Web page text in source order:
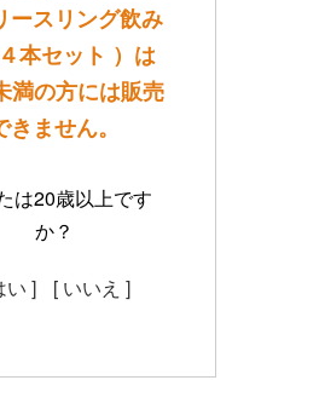
ースリング飲み
本セット ）は
満の方には販売
きません。
は20歳以上です
か？
い ] [ いいえ ]